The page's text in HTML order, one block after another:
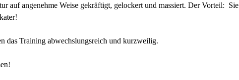
auf angenehme Weise gekräftigt, gelockert und massiert. Der Vorteil: Sie
das Training abwechslungsreich und kurzweilig.